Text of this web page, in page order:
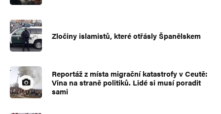
Zločiny islamistů, které otřásly Španělskem
Reportáž z místa migrační katastrofy v Ceutě:
Vina na straně politiků. Lidé si musí poradit
sami